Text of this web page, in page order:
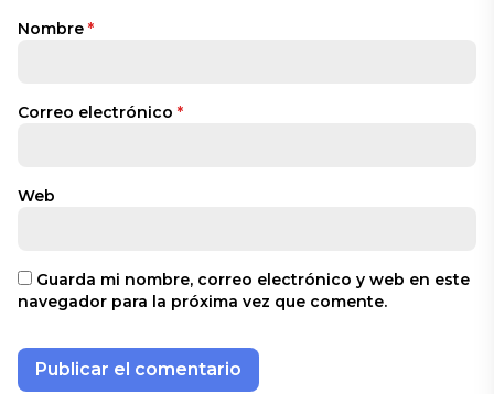
Nombre *
Correo electrónico *
Web
Guarda mi nombre, correo electrónico y web en este
navegador para la próxima vez que comente.